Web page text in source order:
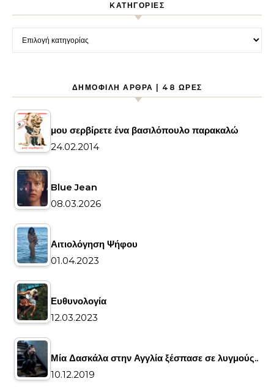
KΑΤΗΓΟΡΊΕΣ
Kατηγορίες
ΔΗΜΟΦΙΛΉ ΆΡΘΡΑ | 48 ΏΡΕΣ
μου σερβίρετε ένα βασιλόπουλο παρακαλώ
24.02.2014
Blue Jean
08.03.2026
Αιτιολόγηση Ψήφου
01.04.2023
Ευθυνολογία
12.03.2023
Μία Δασκάλα στην Αγγλία ξέσπασε σε λυγμούς..
10.12.2019